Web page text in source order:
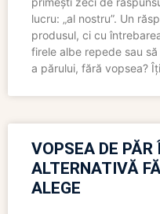
lucru: „al nostru”. Un
produsul, ci cu
firele albe repede sau
a părului, fără vopsea? Îți
VOPSEA DE PĂR
ALTERNATIVĂ
ALEGE